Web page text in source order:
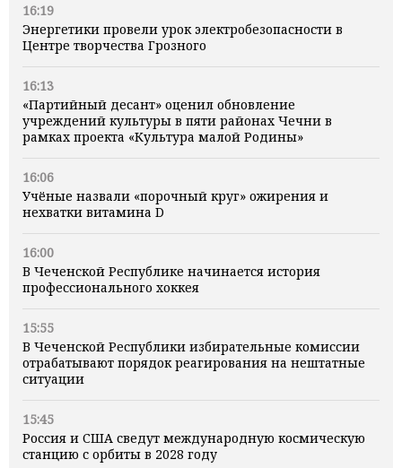
16:19
Энергетики провели урок электробезопасности в
Центре творчества Грозного
16:13
«Партийный десант» оценил обновление
учреждений культуры в пяти районах Чечни в
рамках проекта «Культура малой Родины»
16:06
Учёные назвали «порочный круг» ожирения и
нехватки витамина D
16:00
В Чеченской Республике начинается история
профессионального хоккея
15:55
В Чеченской Республики избирательные комиссии
отрабатывают порядок реагирования на нештатные
ситуации
15:45
Россия и США сведут международную космическую
станцию с орбиты в 2028 году